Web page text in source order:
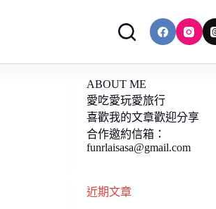
ABOUT ME
愛吃愛玩愛旅行
喜歡我的文章歡迎分享
合作邀約信箱：
funrlaisasa@gmail.com
近期文章